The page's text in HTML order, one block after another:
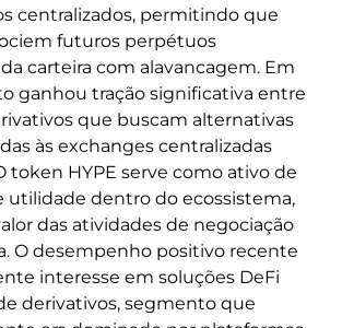
centralizados, permitindo que
futuros perpétuos
carteira com alavancagem. Em
ganhou tração significativa entre
que buscam alternativas
às exchanges centralizadas
token HYPE serve como ativo de
utilidade dentro do ecossistema,
das atividades de negociação
O desempenho positivo recente
interesse em soluções DeFi
derivativos, segmento que